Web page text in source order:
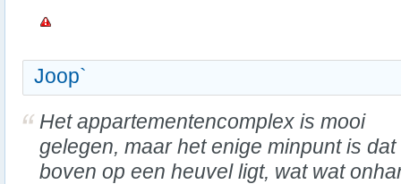
Joop`
Het appartementencomplex is mooi
gelegen, maar het enige minpunt is dat
boven op een heuvel ligt, wat wat